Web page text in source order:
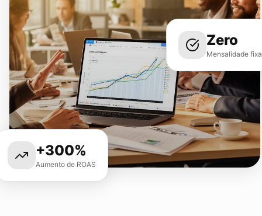
+300%
Aumento de ROAS
Zero
Mensalidade fixa